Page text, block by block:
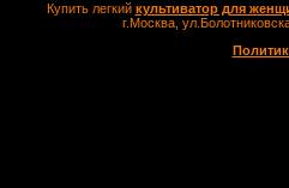
Купить легкий культиватор для
г.Москва,